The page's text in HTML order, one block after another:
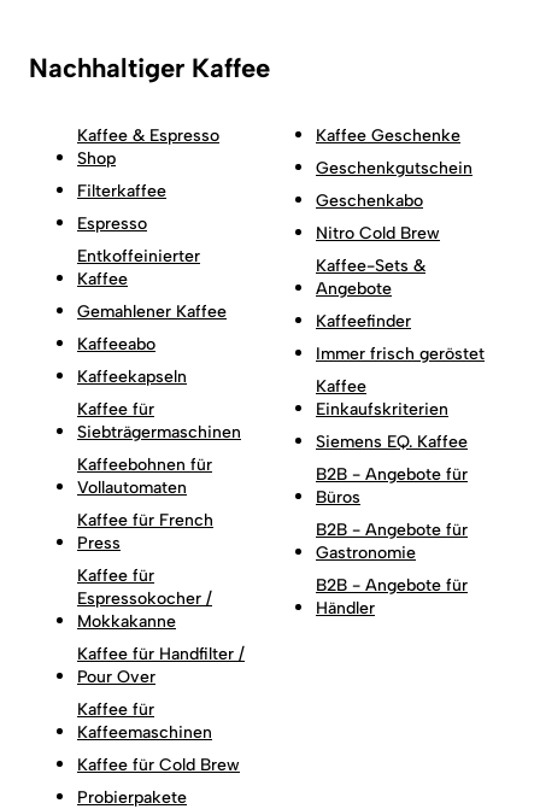
Nachhaltiger Kaffee
Kaffee & Espresso
Shop
Filterkaffee
Espresso
Entkoffeinierter
Kaffee
Gemahlener Kaffee
Kaffeeabo
Kaffeekapseln
Kaffee für
Siebträgermaschinen
Kaffeebohnen für
Vollautomaten
Kaffee für French
Press
Kaffee für
Espressokocher /
Mokkakanne
Kaffee für Handfilter /
Pour Over
Kaffee für
Kaffeemaschinen
Kaffee für Cold Brew
Probierpakete
Kaffee Geschenke
Geschenkgutschein
Geschenkabo
Nitro Cold Brew
Kaffee-Sets &
Angebote
Kaffeefinder
Immer frisch geröstet
Kaffee
Einkaufskriterien
Siemens EQ. Kaffee
B2B - Angebote für
Büros
B2B - Angebote für
Gastronomie
B2B - Angebote für
Händler